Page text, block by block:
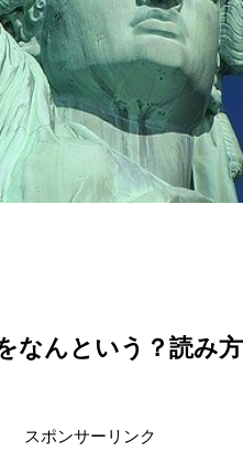
なんという？読み
スポンサーリンク